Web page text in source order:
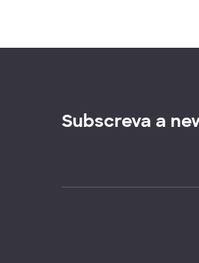
Subscreva a